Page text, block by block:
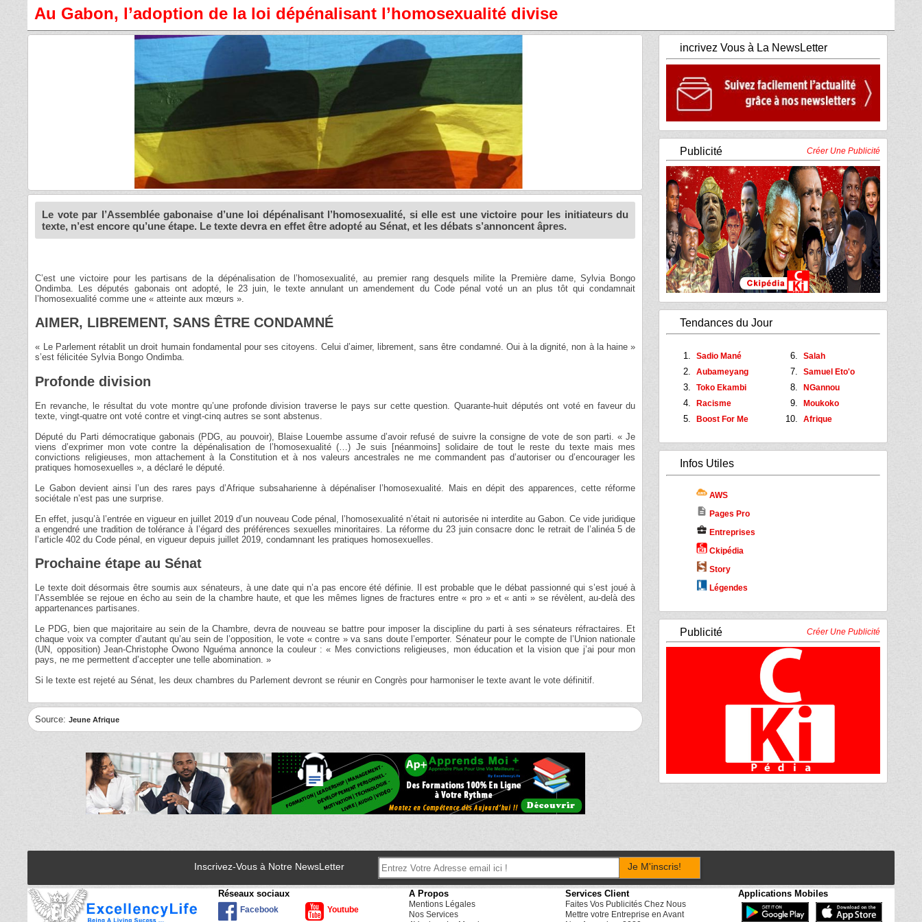
Au Gabon, l’adoption de la loi dépénalisant l’homosexualité divise
Le vote par l’Assemblée gabonaise d’une loi dépénalisant l’homosexualité, si elle est une victoire pour les initiateurs du
texte, n’est encore qu’une étape. Le texte devra en effet être adopté au Sénat, et les débats s’annoncent âpres.
C’est une victoire pour les partisans de la dépénalisation de l’homosexualité, au premier rang desquels milite la Première dame, Sylvia Bongo
Ondimba. Les députés gabonais ont adopté, le 23 juin, le texte annulant un amendement du Code pénal voté un an plus tôt qui condamnait
l’homosexualité comme une « atteinte aux mœurs ».
AIMER, LIBREMENT, SANS ÊTRE CONDAMNÉ
« Le Parlement rétablit un droit humain fondamental pour ses citoyens. Celui d’aimer, librement, sans être condamné. Oui à la dignité, non à la haine »
s’est félicitée Sylvia Bongo Ondimba.
Profonde division
En revanche, le résultat du vote montre qu’une profonde division traverse le pays sur cette question. Quarante-huit députés ont voté en faveur du
texte, vingt-quatre ont voté contre et vingt-cinq autres se sont abstenus.
Député du Parti démocratique gabonais (PDG, au pouvoir), Blaise Louembe assume d’avoir refusé de suivre la consigne de vote de son parti. « Je
viens d’exprimer mon vote contre la dépénalisation de l’homosexualité (…) Je suis [néanmoins] solidaire de tout le reste du texte mais mes
convictions religieuses, mon attachement à la Constitution et à nos valeurs ancestrales ne me commandent pas d’autoriser ou d’encourager les
pratiques homosexuelles », a déclaré le député.
Le Gabon devient ainsi l’un des rares pays d’Afrique subsaharienne à dépénaliser l’homosexualité. Mais en dépit des apparences, cette réforme
sociétale n’est pas une surprise.
En effet, jusqu’à l’entrée en vigueur en juillet 2019 d’un nouveau Code pénal, l’homosexualité n’était ni autorisée ni interdite au Gabon. Ce vide juridique
a engendré une tradition de tolérance à l’égard des préférences sexuelles minoritaires. La réforme du 23 juin consacre donc le retrait de l’alinéa 5 de
l’article 402 du Code pénal, en vigueur depuis juillet 2019, condamnant les pratiques homosexuelles.
Prochaine étape au Sénat
Le texte doit désormais être soumis aux sénateurs, à une date qui n’a pas encore été définie. Il est probable que le débat passionné qui s’est joué à
l’Assemblée se rejoue en écho au sein de la chambre haute, et que les mêmes lignes de fractures entre « pro » et « anti » se révèlent, au-delà des
appartenances partisanes.
Le PDG, bien que majoritaire au sein de la Chambre, devra de nouveau se battre pour imposer la discipline du parti à ses sénateurs réfractaires. Et
chaque voix va compter d’autant qu’au sein de l’opposition, le vote « contre » va sans doute l’emporter. Sénateur pour le compte de l’Union nationale
(UN, opposition) Jean-Christophe Owono Nguéma annonce la couleur : « Mes convictions religieuses, mon éducation et la vision que j’ai pour mon
pays, ne me permettent d’accepter une telle abomination. »
Si le texte est rejeté au Sénat, les deux chambres du Parlement devront se réunir en Congrès pour harmoniser le texte avant le vote définitif.
Source:Jeune Afrique
incrivez Vous à La NewsLetter
Publicité Créer Une Publicité
Tendances du Jour
Sadio Mané
Aubameyang
Toko Ekambi
Racisme
Boost For Me
Salah
Samuel Eto'o
NGannou
Moukoko
Afrique
Infos Utiles
AWS
description Pages Pro
business_center Entreprises
Ckipédia
Story
Légendes
Publicité Créer Une Publicité
Inscrivez-Vous à Notre NewsLetter Je M'inscris!
Réseaux sociaux
Facebook Youtube
A Propos
Mentions Légales
Nos Services
Services Client
Faites Vos Publicités Chez Nous
Mettre votre Entreprise en Avant
Applications Mobiles